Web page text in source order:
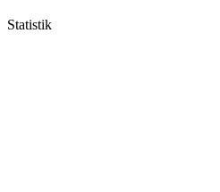
Statistik